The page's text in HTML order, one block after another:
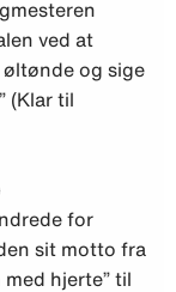
ved at
øltønde og sige
(Klar til
for
sit motto fra
hjerte” til